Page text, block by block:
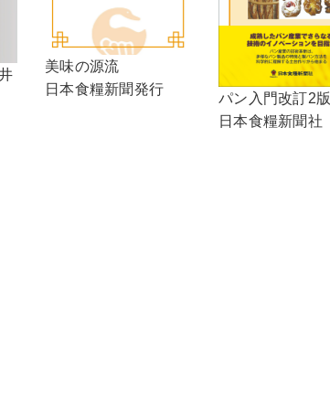
美味の源流
日本食糧新聞発行
パン入門改訂2版
日本食糧新聞社